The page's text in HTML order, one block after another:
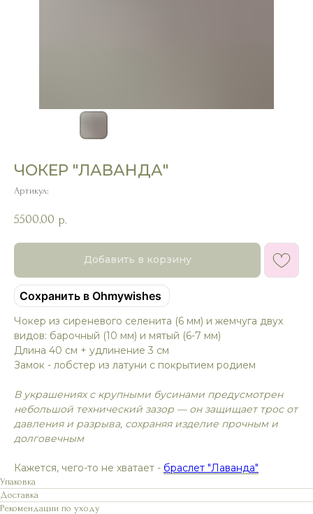
ЧОКЕР "ЛАВАНДА"
Артикул:
5500,00 р.
Добавить в корзину
Сохранить в Ohmywishes
Чокер из сиреневого селенита (6 мм) и жемчуга двух
видов: барочный (10 мм) и мятый (6-7 мм)
Длина 40 см + удлинение 3 см
Замок - лобстер из латуни с покрытием родием
В украшениях с крупными бусинами предусмотрен
небольшой технический зазор — он защищает трос от
давления и разрыва, сохраняя изделие прочным и
долговечным
Кажется, чего-то не хватает - браслет "Лаванда"
Упаковка
Доставка
Рекомендации по уходу